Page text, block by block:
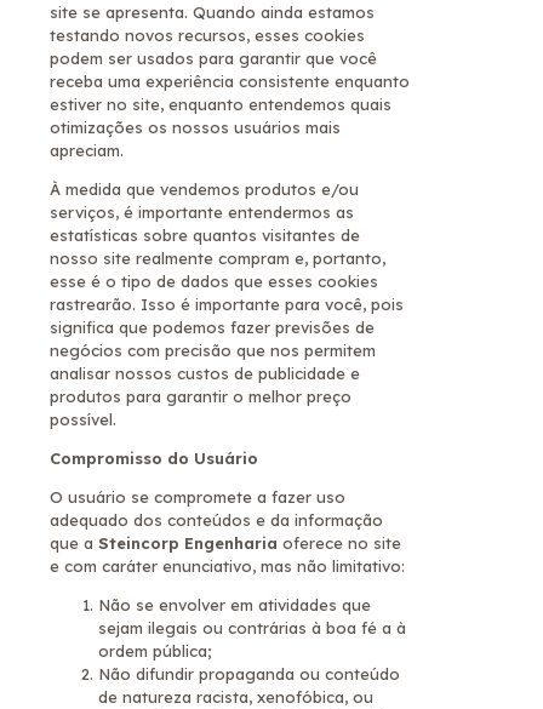
site se apresenta. Quando ainda estamos
testando novos recursos, esses cookies
podem ser usados ​​para garantir que você
receba uma experiência consistente enquanto
estiver no site, enquanto entendemos quais
otimizações os nossos usuários mais
apreciam.
À medida que vendemos produtos e/ou
serviços, é importante entendermos as
estatísticas sobre quantos visitantes de
nosso site realmente compram e, portanto,
esse é o tipo de dados que esses cookies
rastrearão. Isso é importante para você, pois
significa que podemos fazer previsões de
negócios com precisão que nos permitem
analisar nossos custos de publicidade e
produtos para garantir o melhor preço
possível.
Compromisso do Usuário
O usuário se compromete a fazer uso
adequado dos conteúdos e da informação
que a Steincorp Engenharia oferece no site
e com caráter enunciativo, mas não limitativo:
Não se envolver em atividades que
sejam ilegais ou contrárias à boa fé a à
ordem pública;
Não difundir propaganda ou conteúdo
de natureza racista, xenofóbica, ou